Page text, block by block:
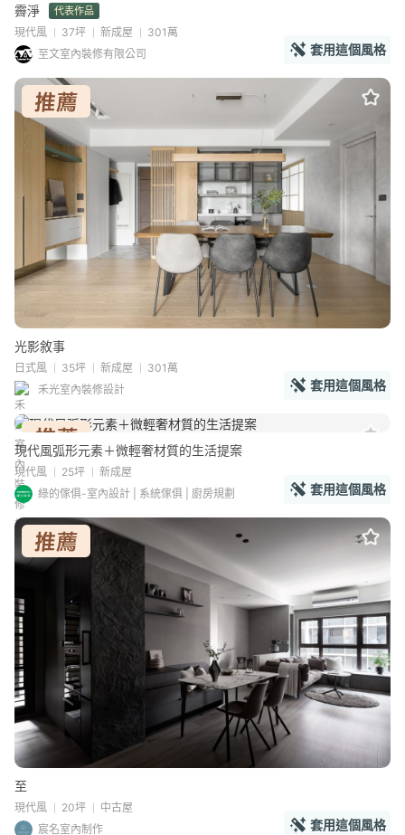
霽淨 代表作品
現代風 37坪 新成屋
301萬
至文室內裝修有限公司
套用這個風格
光影敘事
日式風 35坪 新成屋
301萬
禾光室內裝修設計
套用這個風格
現代風弧形元素＋微輕奢材質的生活提案
現代風 25坪
新成屋
綠的傢俱-室內設計 | 系統傢俱 | 廚房規劃
套用這個風格
至
現代風 20坪
中古屋
宸名室內制作
套用這個風格